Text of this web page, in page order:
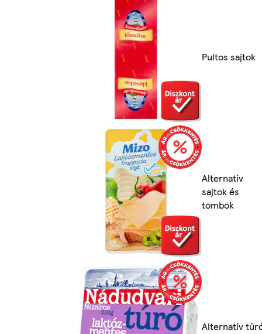
Pultos sajtok
Alternatív
sajtok és
tömbök
Alternatív